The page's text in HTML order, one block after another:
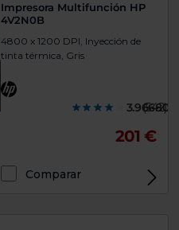
Impresora Multifunción HP
4V2N0B
4800 x 1200 DPI, Inyección de
tinta térmica, Gris
(542)
201 €
Comparar